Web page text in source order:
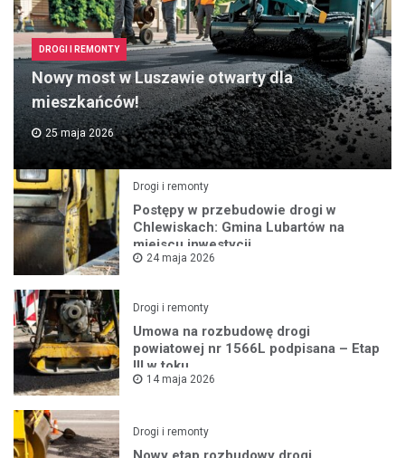
DROGI I REMONTY
Nowy most w Luszawie otwarty dla
mieszkańców!
25 maja 2026
Drogi i remonty
Postępy w przebudowie drogi w
Chlewiskach: Gmina Lubartów na
miejscu inwestycji
24 maja 2026
Drogi i remonty
Umowa na rozbudowę drogi
powiatowej nr 1566L podpisana – Etap
III w toku
14 maja 2026
Drogi i remonty